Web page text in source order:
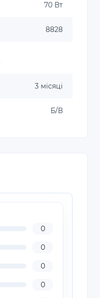
70 Вт
8828
3 місяці
Б/В
0
0
0
0